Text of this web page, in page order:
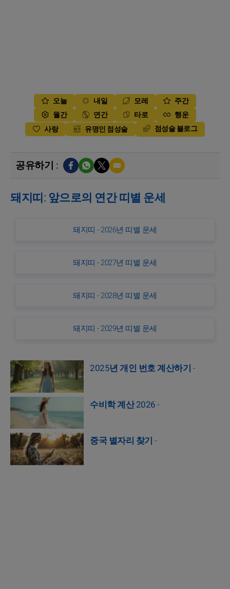
오늘 내일 모레
주간
월간
연간 타로
행운
사랑
유명인 점성술 점성술 블로그
공유하기 :
돼지띠: 앞으로의 연간 띠별 운세
돼지띠 - 2026년 띠별 운세
돼지띠 - 2027년 띠별 운세
돼지띠 - 2028년 띠별 운세
돼지띠 - 2029년 띠별 운세
2025년 개인 번호 계산하기 -
수비학 계산 2026-
중국 별자리 찾기 -